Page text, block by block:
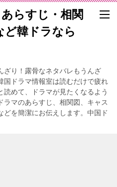
らすじ・相関
ど韓ドラなら
ざり！露骨なネタバレもうんざ
国ドラマ情報室は読むだけで疲れ
読めて、ドラマが見たくなるよう
ラマのあらすじ、相関図、キャス
どを簡潔にお伝えします。中国ド